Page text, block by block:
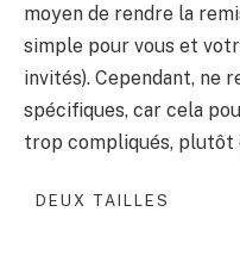
moyen de rendre la
simple pour vous et
invités). Cependant, ne
spécifiques, car cela
trop compliqués, plutôt
DEUX TAILLES